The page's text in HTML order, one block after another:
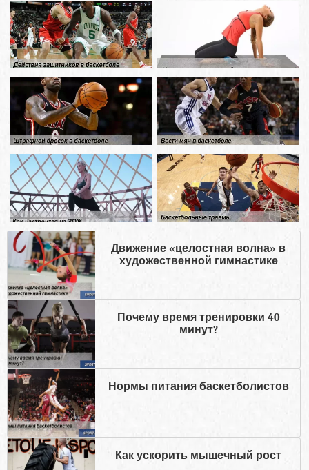
Движение «целостная волна» в
художественной гимнастике
Почему время тренировки 40
минут?
Нормы питания баскетболистов
Как ускорить мышечный рост